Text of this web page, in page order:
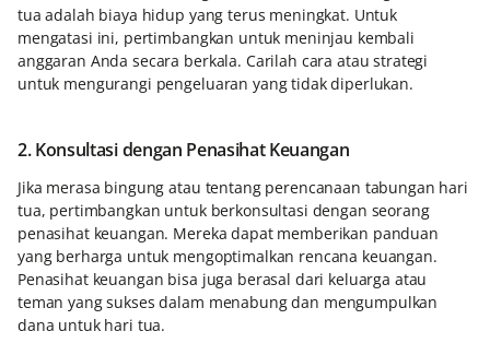
tua adalah biaya hidup yang terus meningkat. Untuk
mengatasi ini, pertimbangkan untuk meninjau kembali
anggaran Anda secara berkala. Carilah cara atau strategi
untuk mengurangi pengeluaran yang tidak diperlukan.
2. Konsultasi dengan Penasihat Keuangan
Jika merasa bingung atau tentang perencanaan tabungan hari
tua, pertimbangkan untuk berkonsultasi dengan seorang
penasihat keuangan. Mereka dapat memberikan panduan
yang berharga untuk mengoptimalkan rencana keuangan.
Penasihat keuangan bisa juga berasal dari keluarga atau
teman yang sukses dalam menabung dan mengumpulkan
dana untuk hari tua.